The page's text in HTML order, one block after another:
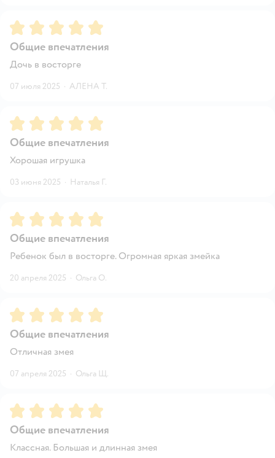
Рейтинг:5
Общие впечатления
Дочь в восторге
07 июля 2025 · АЛЕНА Т.
Рейтинг:5
Общие впечатления
Хорошая игрушка
03 июня 2025 · Наталья Г.
Рейтинг:5
Общие впечатления
Ребенок был в восторге. Огромная яркая змейка
20 апреля 2025 · Ольга О.
Рейтинг:5
Общие впечатления
Отличная змея
07 апреля 2025 · Ольга Щ.
Рейтинг:5
Общие впечатления
Классная. Большая и длинная змея